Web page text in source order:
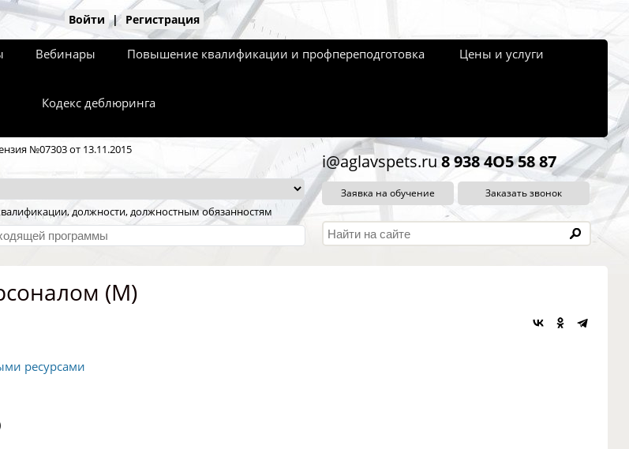
Войти | Регистрация
Вебинары Повышение квалификации и профпереподготовка Цены и услуги
Кодекс деблюринга
№07303 от 13.11.2015
должности, должностным обязанностям
i@aglavspets.ru 8 938 4O5 58 87
Заявка на обучение Заказать звонок
(M)
ресурсами